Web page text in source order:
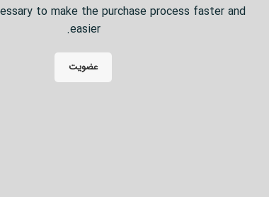
to make the purchase process faster and
easier.
عضویت